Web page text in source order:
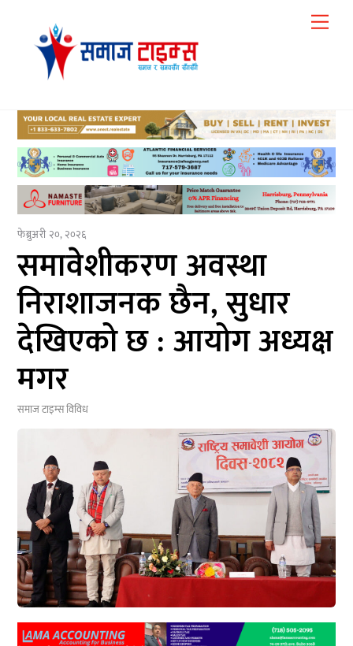
content
फेब्रुअरी २०, २०२६
समावेशीकरण अवस्था
निराशाजनक छैन, सुधार
देखिएको छ : आयोग अध्यक्ष
मगर
समाज टाइम्सविविध